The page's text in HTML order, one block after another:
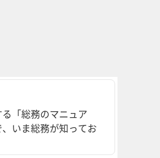
「総務のマニュア
いま総務が知ってお